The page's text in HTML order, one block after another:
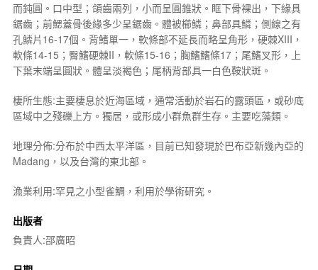
而鈍圓。口中型；頜齒兩列，小而呈圓錐狀。眶下骨裸出，下緣具
鋸齒；前鰓蓋骨後緣多少呈鋸齒。體被櫛鱗；鼻部具鱗；側線之有
孔鱗片16-17個。背鰭單一，軟條部不延長而略呈角形，硬棘XIII，
軟條14-15；臀鰭硬棘II，軟條15-16；胸鰭鰭條17；尾鰭叉形，上
下葉末端呈圓狀。體呈淡褐色；尾柄背部具一白色鞍狀斑。
棲所生態:主要棲息於近海區域，通常活動於岩石的露頭區，或砂底
區域中之殘礫上方。獨居，或形成小群魚群生存。主要吃藻類。
地理分佈:分布於中西太平洋區，目前已知發現於巴布亞新幾內亞的
Madang，以及台灣的東北部。
漁業利用:罕見之小型雀鯛，利用於學術研究。
出版者
負責人:邵廣昭